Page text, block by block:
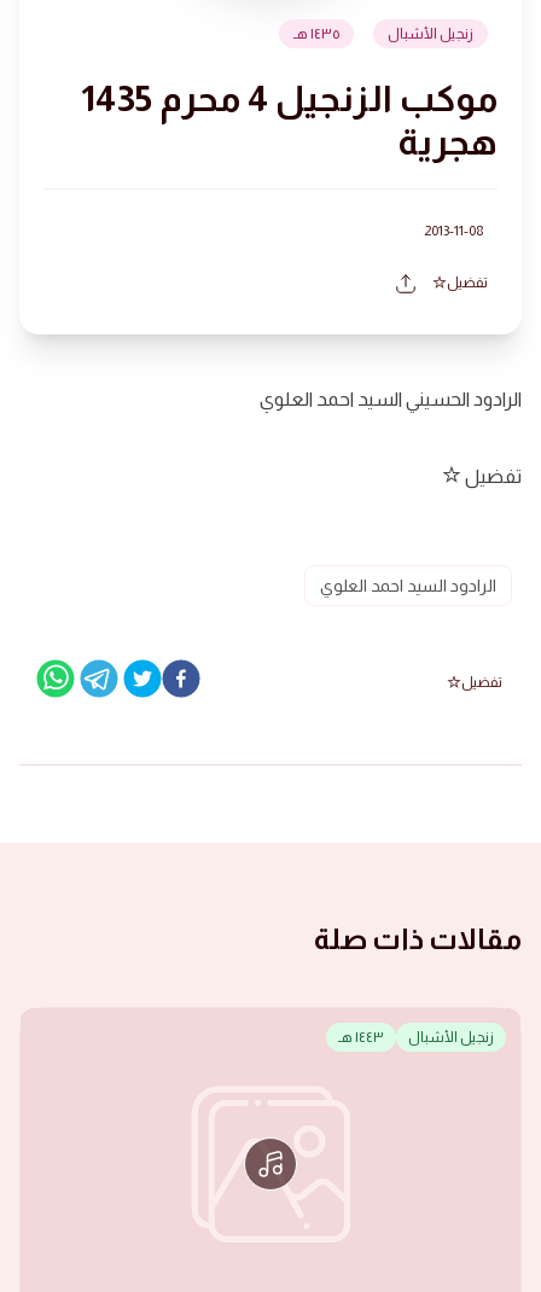
زنجيل الأشبال ١٤٣٥ هـ
موكب الزنجيل 4 محرم 1435
هجرية
2013-11-08
تفضيل
الرادود الحسيني السيد احمد العلوي
تفضيل
الرادود السيد احمد العلوي
تفضيل
مقالات ذات صلة
زنجيل الأشبال ١٤٤٣ هـ